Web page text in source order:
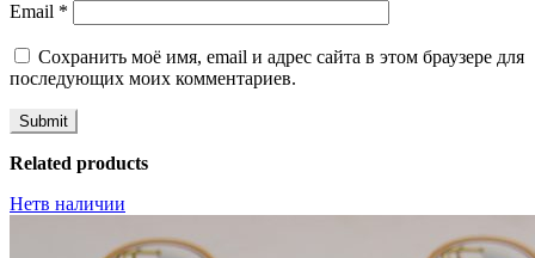
Email *
Сохранить моё имя, email и адрес сайта в этом браузере для
последующих моих комментариев.
Related products
Нетв наличии